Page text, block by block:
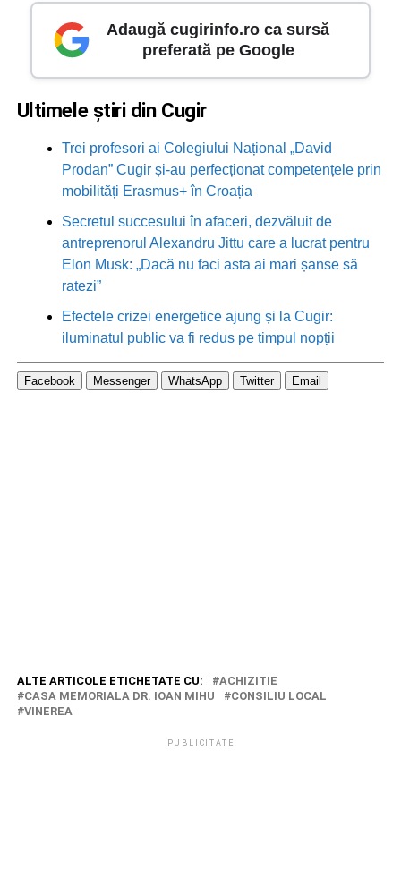
Adaugă cugirinfo.ro ca sursă
preferată pe Google
Ultimele știri din Cugir
Trei profesori ai Colegiului Național „David
Prodan” Cugir și-au perfecționat competențele prin
mobilități Erasmus+ în Croația
Secretul succesului în afaceri, dezvăluit de
antreprenorul Alexandru Jittu care a lucrat pentru
Elon Musk: „Dacă nu faci asta ai mari șanse să
ratezi”
Efectele crizei energetice ajung și la Cugir:
iluminatul public va fi redus pe timpul nopții
Facebook Messenger WhatsApp Twitter Email
ALTE ARTICOLE ETICHETATE CU:
ACHIZITIE
CASA MEMORIALA DR. IOAN MIHU
CONSILIU LOCAL
VINEREA
PUBLICITATE